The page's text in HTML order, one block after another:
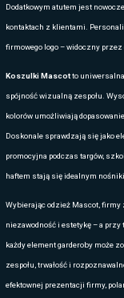
przez długi czas.
podkreśla wizerunek
Oferujemy pełną
bardziej
plecach lub w innych
firmy.
Polówki Mascot
hotelarstwie,sporcie